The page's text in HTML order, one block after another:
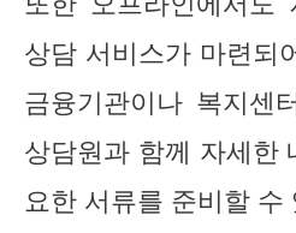
상담 서비스가 마련되
금융기관이나 복지센
상담원과 함께 자세한
요한 서류를 준비할 수